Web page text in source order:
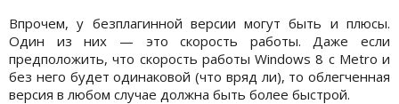
Впрочем, у безплагинной версии могут быть и плюсы.
Один из них — это скорость работы. Даже если
предположить, что скорость работы Windows 8 с Metro и
без него будет одинаковой (что вряд ли), то облегченная
версия в любом случае должна быть более быстрой.